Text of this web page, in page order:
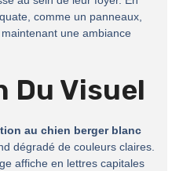
comme un panneaux,
une ambiance
Du Visuel
au chien berger blanc
dégradé de couleurs claires.
affiche en lettres capitales